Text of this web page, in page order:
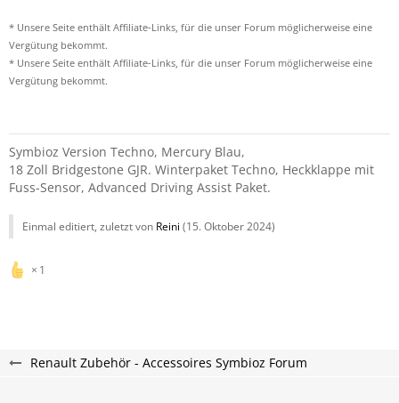
* Unsere Seite enthält Affiliate-Links, für die unser Forum möglicherweise eine
Vergütung bekommt.
* Unsere Seite enthält Affiliate-Links, für die unser Forum möglicherweise eine
Vergütung bekommt.
Symbioz Version Techno, Mercury Blau,
18 Zoll Bridgestone GJR. Winterpaket Techno, Heckklappe mit
Fuss-Sensor, Advanced Driving Assist Paket.
Einmal editiert, zuletzt von Reini (15. Oktober 2024)
1
Renault Zubehör - Accessoires Symbioz Forum